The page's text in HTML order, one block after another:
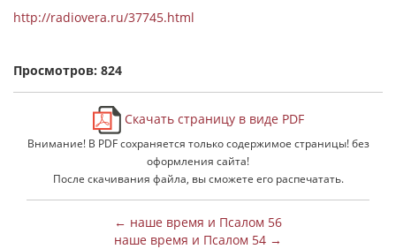
http://radiovera.ru/37745.html
Просмотров: 824
Скачать страницу в виде PDF
Внимание! В PDF сохраняется только содержимое страницы! без
оформления сайта!
После скачивания файла, вы сможете его распечатать.
← наше время и Псалом 56
наше время и Псалом 54 →